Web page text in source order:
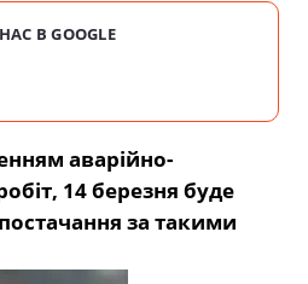
В GOOGLE
аварійно-
14 березня буде
за такими